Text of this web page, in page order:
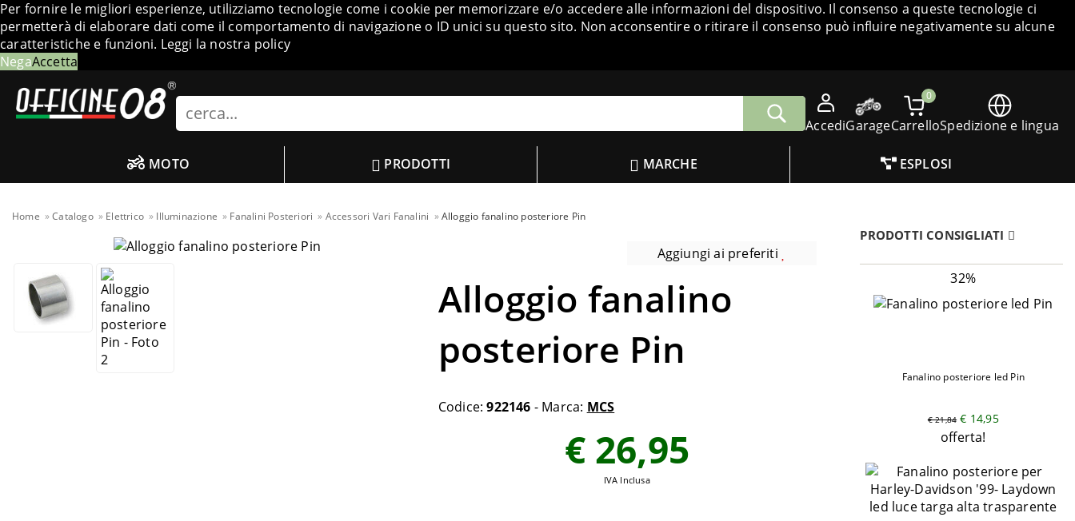
Per fornire le migliori esperienze, utilizziamo tecnologie come i cookie per memorizzare e/o accedere alle informazioni del dispositivo. Il consenso a queste tecnologie ci
permetterà di elaborare dati come il comportamento di navigazione o ID unici su questo sito. Non acconsentire o ritirare il consenso può influire negativamente su alcune
caratteristiche e funzioni. Leggi la nostra policy
NegaAccetta
Search
AccediGarage
0
CarrelloSpedizione e lingua
MOTO PRODOTTI MARCHE ESPLOSI
Home Catalogo Elettrico Illuminazione Fanalini Posteriori Accessori Vari Fanalini Alloggio fanalino posteriore Pin
Aggiungi ai preferiti
Alloggio fanalino
posteriore Pin
Codice:922146 - Marca: MCS
€ 26,95
IVA Inclusa
PRODOTTI CONSIGLIATI
32%
Fanalino posteriore led Pin
€ 21,84 € 14,95
offerta!